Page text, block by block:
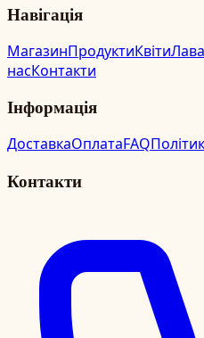
Навігація
МагазинПродуктиКвіти
насКонтакти
Інформація
ДоставкаОплатаFAQ
Контакти